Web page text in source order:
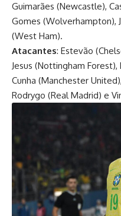
Guimarães (Newcastle),
Gomes (Wolverhampton),
(West Ham).
Atacantes: Estevão
Jesus (Nottingham
Cunha (Manchester
Rodrygo (Real Madrid) e